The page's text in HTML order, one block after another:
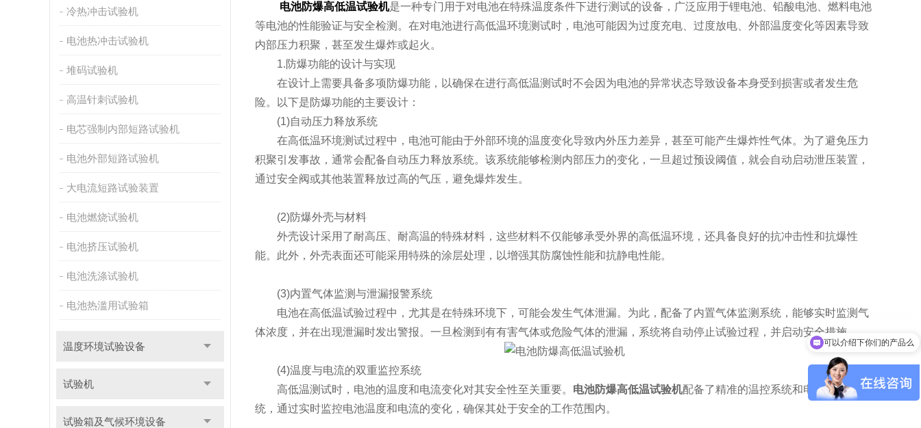
冷热冲击试验机
电池热冲击试验机
堆码试验机
高温针刺试验机
电芯强制内部短路试验机
电池外部短路试验机
大电流短路试验装置
电池燃烧试验机
电池挤压试验机
电池洗涤试验机
电池热滥用试验箱
温度环境试验设备
试验机
试验箱及气候环境设备
电池防爆高低温试验机是一种专门用于对电池在特殊温度条件下进行测试的设备，广泛应用于锂电池、铅酸电池、燃料电池
等电池的性能验证与安全检测。在对电池进行高低温环境测试时，电池可能因为过度充电、过度放电、外部温度变化等因素导致
内部压力积聚，甚至发生爆炸或起火。
1.防爆功能的设计与实现
在设计上需要具备多项防爆功能，以确保在进行高低温测试时不会因为电池的异常状态导致设备本身受到损害或者发生危
险。以下是防爆功能的主要设计：
(1)自动压力释放系统
在高低温环境测试过程中，电池可能由于外部环境的温度变化导致内外压力差异，甚至可能产生爆炸性气体。为了避免压力
积聚引发事故，通常会配备自动压力释放系统。该系统能够检测内部压力的变化，一旦超过预设阈值，就会自动启动泄压装置，
通过安全阀或其他装置释放过高的气压，避免爆炸发生。
(2)防爆外壳与材料
外壳设计采用了耐高压、耐高温的特殊材料，这些材料不仅能够承受外界的高低温环境，还具备良好的抗冲击性和抗爆性
能。此外，外壳表面还可能采用特殊的涂层处理，以增强其防腐蚀性能和抗静电性能。
(3)内置气体监测与泄漏报警系统
电池在高低温试验过程中，尤其是在特殊环境下，可能会发生气体泄漏。为此，配备了内置气体监测系统，能够实时监测气
体浓度，并在出现泄漏时发出警报。一旦检测到有有害气体或危险气体的泄漏，系统将自动停止试验过程，并启动安全措施。
(4)温度与电流的双重监控系统
高低温测试时，电池的温度和电流变化对其安全性至关重要。 电池防爆高低温试验机配备了精准的温控系统和电流监控系
统，通过实时监控电池温度和电流的变化，确保其处于安全的工作范围内。
可以介绍下你们的产品么